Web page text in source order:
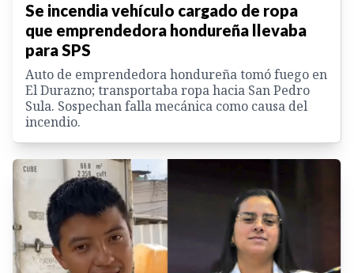
Se incendia vehículo cargado de ropa
que emprendedora hondureña llevaba
para SPS
Auto de emprendedora hondureña tomó fuego en
El Durazno; transportaba ropa hacia San Pedro
Sula. Sospechan falla mecánica como causa del
incendio.